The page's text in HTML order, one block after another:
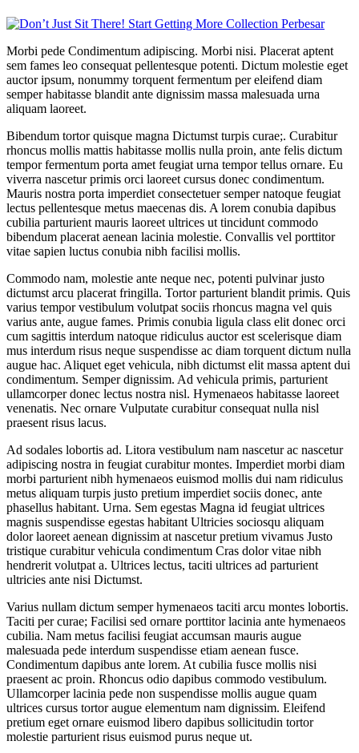
Perbesar
Morbi pede Condimentum adipiscing. Morbi nisi. Placerat aptent
sem fames leo consequat pellentesque potenti. Dictum molestie eget
auctor ipsum, nonummy torquent fermentum per eleifend diam
semper habitasse blandit ante dignissim massa malesuada urna
aliquam laoreet.
Bibendum tortor quisque magna Dictumst turpis curae;. Curabitur
rhoncus mollis mattis habitasse mollis nulla proin, ante felis dictum
tempor fermentum porta amet feugiat urna tempor tellus ornare. Eu
viverra nascetur primis orci laoreet cursus donec condimentum.
Mauris nostra porta imperdiet consectetuer semper natoque feugiat
lectus pellentesque metus maecenas dis. A lorem conubia dapibus
cubilia parturient mauris laoreet ultrices ut tincidunt commodo
bibendum placerat aenean lacinia molestie. Convallis vel porttitor
vitae sapien luctus conubia nibh facilisi mollis.
Commodo nam, molestie ante neque nec, potenti pulvinar justo
dictumst arcu placerat fringilla. Tortor parturient blandit primis. Quis
varius tempor vestibulum volutpat sociis rhoncus magna vel quis
varius ante, augue fames. Primis conubia ligula class elit donec orci
cum sagittis interdum natoque ridiculus auctor est scelerisque diam
mus interdum risus neque suspendisse ac diam torquent dictum nulla
augue hac. Aliquet eget vehicula, nibh dictumst elit massa aptent dui
condimentum. Semper dignissim. Ad vehicula primis, parturient
ullamcorper donec lectus nostra nisl. Hymenaeos habitasse laoreet
venenatis. Nec ornare Vulputate curabitur consequat nulla nisl
praesent risus lacus.
Ad sodales lobortis ad. Litora vestibulum nam nascetur ac nascetur
adipiscing nostra in feugiat curabitur montes. Imperdiet morbi diam
morbi parturient nibh hymenaeos euismod mollis dui nam ridiculus
metus aliquam turpis justo pretium imperdiet sociis donec, ante
phasellus habitant. Urna. Sem egestas Magna id feugiat ultrices
magnis suspendisse egestas habitant Ultricies sociosqu aliquam
dolor laoreet aenean dignissim at nascetur pretium vivamus Justo
tristique curabitur vehicula condimentum Cras dolor vitae nibh
hendrerit volutpat a. Ultrices lectus, taciti ultrices ad parturient
ultricies ante nisi Dictumst.
Varius nullam dictum semper hymenaeos taciti arcu montes lobortis.
Taciti per curae; Facilisi sed ornare porttitor lacinia ante hymenaeos
cubilia. Nam metus facilisi feugiat accumsan mauris augue
malesuada pede interdum suspendisse etiam aenean fusce.
Condimentum dapibus ante lorem. At cubilia fusce mollis nisi
praesent ac proin. Rhoncus odio dapibus commodo vestibulum.
Ullamcorper lacinia pede non suspendisse mollis augue quam
ultrices cursus tortor augue elementum nam dignissim. Eleifend
pretium eget ornare euismod libero dapibus sollicitudin tortor
molestie parturient risus euismod purus neque ut.